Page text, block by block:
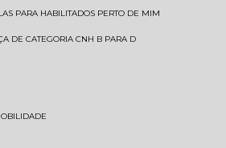
PARA HABILITADOS PERTO DE MIM
DE CATEGORIA CNH B PARA D